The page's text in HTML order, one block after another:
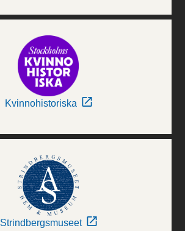
Kvinnohistoriska
Strindbergsmuseet